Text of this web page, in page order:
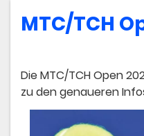
MTC/TCH
Die MTC/TCH Open
zu den genaueren